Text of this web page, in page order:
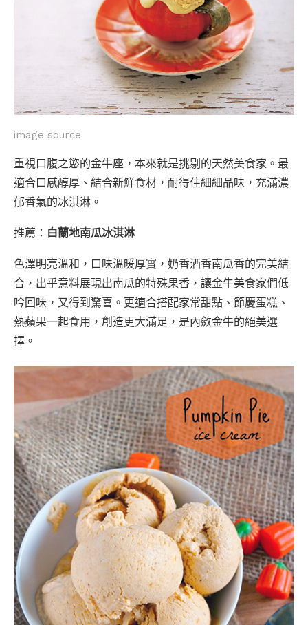
image source
重視口腹之慾的金牛座，本來就是挑剔的天然美食家。最
適合口感醇厚、結合新鮮食材，耐得住細細品味，充滿濃
郁香氣的冰淇淋。
推薦： 白蘭地南瓜冰淇淋
色澤明亮溫和，口味溫暖厚實，奶香酒香南瓜香的完美結
合，出乎意料展現出南瓜的特殊果香，讓金牛美食家們低
吟回味，又得到驚喜。更適合搭配家常甜點、節慶蛋糕、
熱蘋果一起食用，創造更大滿足，是內斂金牛的絕美選
擇。